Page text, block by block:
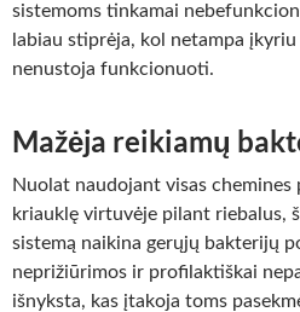
sistemoms tinkamai
labiau stiprėja, kol netampa
nenustoja funkcionuoti.
Mažėja reikiamų
Nuolat naudojant visas chemines
kriauklę virtuvėje pilant riebalus,
sistemą naikina gerųjų bakterijų
neprižiūrimos ir profilaktiškai
išnyksta, kas įtakoja toms